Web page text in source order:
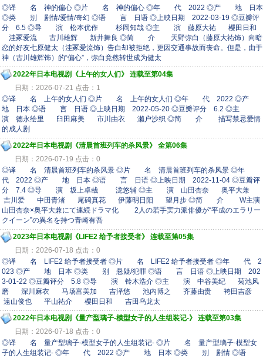
◎译 名 神的偏心 ◎片 名 神的偏心 ◎年 代 2022 ◎产 地 日本
◎类 别 剧情/爱情/奇幻 ◎语 言 日语 ◎上映日期 2022-03-19 ◎豆瓣评
分 6.5 ◎导 演 松本优作 杉岡知哉 ◎主 演 藤原大祐 樱田日和
洼冢爱流 古川雄辉 新井舞良 ◎简 介 天野弥白（藤原大祐饰）向暗
恋的好友七原健太（洼冢爱流饰）告白却被拒绝，更因交通事故而丧命。但是，由于
神（古川雄辉饰）的“偏心”，弥白竟然转世成为健太
2022年日本电视剧《上午的女人们》 连载至第04集
日期：2026-07-21 点击：1
◎译 名 上午的女人们 ◎片 名 上午的女人们 ◎年 代 2022 ◎产
地 日本 ◎语 言 日语 ◎上映日期 2022-05-20 ◎豆瓣评分 6.2 ◎主
演 德永绘里 臼田麻美 市川由衣 濑户沙织 ◎简 介 描写禁忌爱情
的成人剧
2022年日本电视剧《清晨首班列车的杀风景》 全第06集
日期：2026-07-19 点击：0
◎译 名 清晨首班列车的杀风景 ◎片 名 清晨首班列车的杀风景 ◎年
代 2022 ◎产 地 日本 ◎语 言 日语 ◎上映日期 2022-11-04 ◎豆瓣评
分 7.4 ◎导 演 坂上卓哉 泷悠辅 ◎主 演 山田杏奈 奥平大兼
吉川爱 中田青渚 尾碕真花 伊藤明日阳 望月步 ◎简 介 W主演
山田杏奈×奥平大兼にて連続ドラマ化 2人の若手実力派俳優が“平成のエラリー
クイーン”の異名を持つ青崎有吾
2023年日本电视剧《LIFE2 给予者接受者》 连载至第05集
日期：2026-07-18 点击：0
◎译 名 LIFE2 给予者接受者 ◎片 名 LIFE2 给予者接受者 ◎年 代 2
023 ◎产 地 日本 ◎类 别 悬疑/犯罪 ◎语 言 日语 ◎上映日期 202
3-01-22 ◎豆瓣评分 5.8 ◎导 演 铃木浩介 ◎主 演 中谷美纪 菊池风
磨 深川麻衣 马场富美加 吉泽悠 池内博之 齐藤由贵 袴田吉彦
遠山俊也 平山祐介 樱田日和 吉田乌龙太
2022年日本电视剧《量产型璃子-模型女子的人生组装记-》 连载至第03集
日期：2026-07-18 点击：0
◎译 名 量产型璃子-模型女子的人生组装记- ◎片 名 量产型璃子-模型女
子的人生组装记- ◎年 代 2022 ◎产 地 日本 ◎类 别 剧情 ◎语